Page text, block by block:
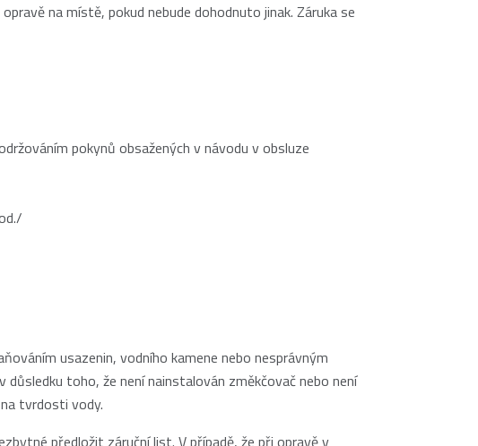
na místě, pokud nebude dohodnuto jinak. Záruka se
pokynů obsažených v návodu v obsluze
usazenin, vodního kamene nebo nesprávným
toho, že není nainstalován změkčovač nebo není
tvrdosti vody.
předložit záruční list. V případě, že při opravě v